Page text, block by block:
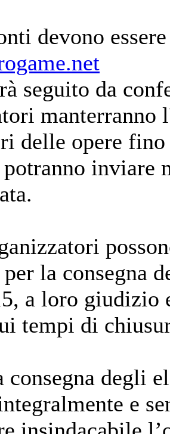
devono
seguito da
delle opere
inviare
la consegna
a loro giudizio
tempi di
consegna degli
e